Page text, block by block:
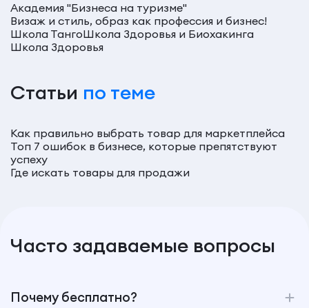
Академия "Бизнеса на туризме"
Визаж и стиль, образ как профессия и бизнес!
Школа ТангоШкола Здоровья и Биохакинга
Школа Здоровья
Статьи по теме
Как правильно выбрать товар для маркетплейса
Топ 7 ошибок в бизнесе, которые препятствуют
успеху
Где искать товары для продажи
Часто задаваемые вопросы
Почему бесплатно?